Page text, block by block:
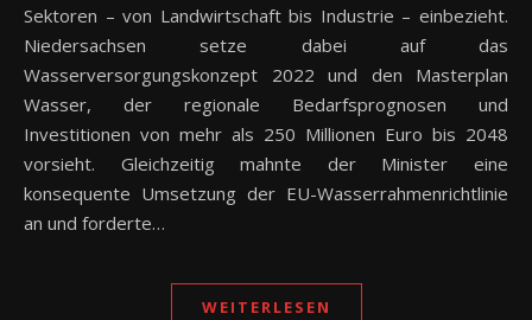
Sektoren – von Landwirtschaft bis Industrie – einbezieht.
Niedersachsen setze dabei auf das
Wasserversorgungskonzept 2022 und den Masterplan
Wasser, der regionale Bedarfsprognosen und
Investitionen von mehr als 250 Millionen Euro bis 2048
vorsieht. Gleichzeitig mahnte der Minister eine
konsequente Umsetzung der EU-Wasserrahmenrichtlinie
an und forderte…
WEITERLESEN